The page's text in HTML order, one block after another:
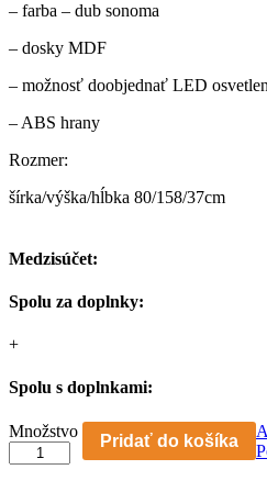
– farba – dub sonoma
– dosky MDF
– možnosť doobjednať LED
– ABS hrany
Rozmer:
šírka/výška/hĺbka 80/158/37cm
Medzisúčet:
Spolu za doplnky:
+
Spolu s doplnkami:
Obývací
sektor
LESICA
Množstvo
Pridať do košíka